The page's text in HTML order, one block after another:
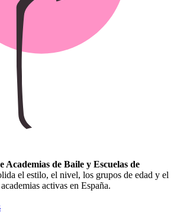
de Baile y Escuelas de
el estilo, el nivel, los grupos de edad y el
activas en España.